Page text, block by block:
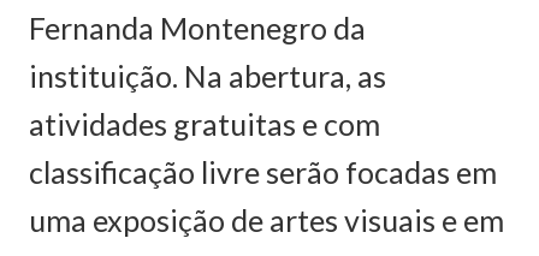
Fernanda Montenegro da
instituição. Na abertura, as
atividades gratuitas e com
classificação livre serão focadas em
uma exposição de artes visuais e em